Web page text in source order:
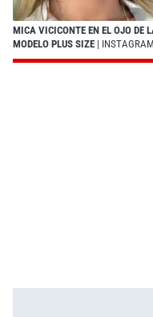
MICA VICICONTE EN EL OJO DE
MODELO PLUS SIZE | INSTAGRAM